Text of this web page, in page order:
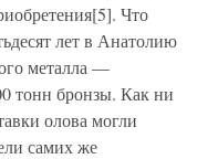
Что
лет в Анатолию
металла —
тонн бронзы. Как ни
олова могли
самих же